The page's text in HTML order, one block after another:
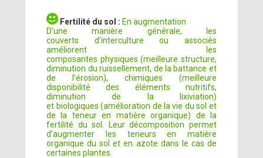
Fertilité du sol : En augmentation
D’une manière générale, les
couverts d’interculture ou associés
améliorent les
composantes physiques (meilleure structure,
diminution du ruissellement, de la battance et
de l’érosion), chimiques (meilleure
disponibilité des éléments nutritifs,
diminution de la lixiviation)
et biologiques (amélioration de la vie du sol et
de la teneur en matière organique) de la
fertilité du sol. Leur décomposition permet
d’augmenter les teneurs en matière
organique du sol et en azote dans le cas de
certaines plantes.